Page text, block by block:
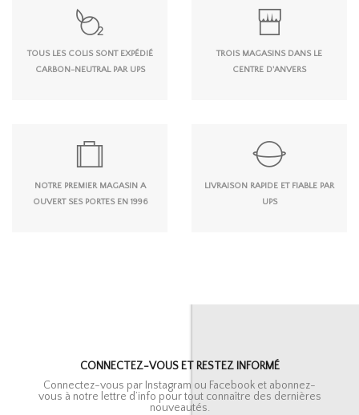
TOUS LES COLIS SONT EXPÉDIÉ
CARBON-NEUTRAL PAR UPS
TROIS MAGASINS DANS LE
CENTRE D'ANVERS
NOTRE PREMIER MAGASIN A
OUVERT SES PORTES EN 1996
LIVRAISON RAPIDE ET FIABLE PAR
UPS
CONNECTEZ-VOUS ET RESTEZ INFORMÉ
Connectez-vous par Instagram ou Facebook et abonnez-
vous à notre lettre d’info pour tout connaître des dernières
nouveautés.